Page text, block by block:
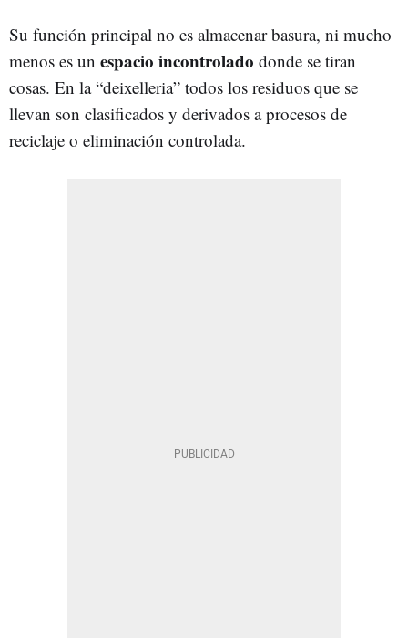
Su función principal no es almacenar basura, ni mucho
menos es un espacio incontrolado donde se tiran
cosas. En la “deixelleria” todos los residuos que se
llevan son clasificados y derivados a procesos de
reciclaje o eliminación controlada.